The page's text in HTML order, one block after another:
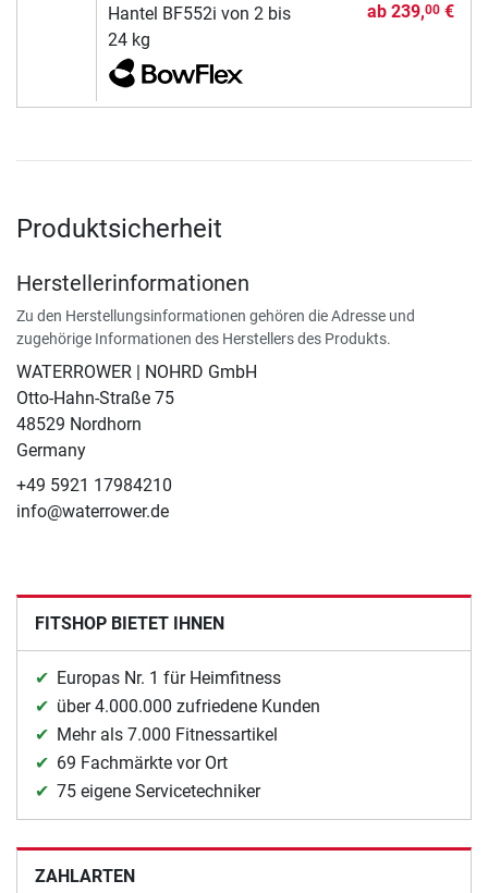
Hantel BF552i von 2 bis
24 kg
ab 239,00€
Produktsicherheit
Herstellerinformationen
Zu den Herstellungsinformationen gehören die Adresse und
zugehörige Informationen des Herstellers des Produkts.
WATERROWER | NOHRD GmbH
Otto-Hahn-Straße 75
48529 Nordhorn
Germany
+49 5921 17984210
info@waterrower.de
FITSHOP BIETET IHNEN
Europas Nr. 1 für Heimfitness
über 4.000.000 zufriedene Kunden
Mehr als 7.000 Fitnessartikel
69 Fachmärkte vor Ort
75 eigene Servicetechniker
ZAHLARTEN